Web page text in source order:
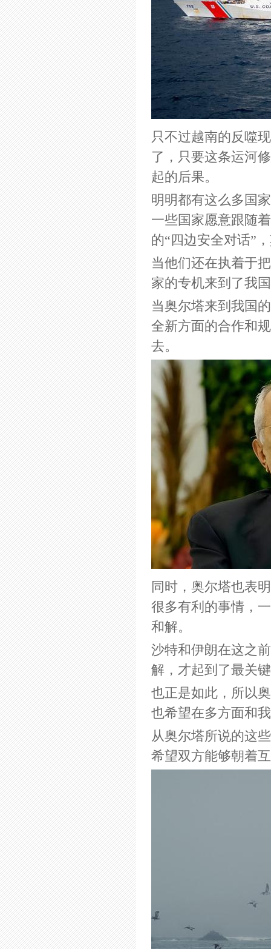
只不过越南的反噬
了，只要这条运河
起的后果。
明明都有这么多国
一些国家愿意跟随
的“四边安全对话”
当他们还在执着于
家的专机来到了我
当奥尔塔来到我国
全新方面的合作和
去。
同时，奥尔塔也表
很多有利的事情，
和解。
沙特和伊朗在这之
解，才起到了最关
也正是如此，所以
也希望在多方面和
从奥尔塔所说的这
希望双方能够朝着